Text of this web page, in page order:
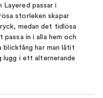
passar i
storleken skapar
medan det tidlösa
in i alla hem och
blickfång har man låtit
lugg i ett alternerande